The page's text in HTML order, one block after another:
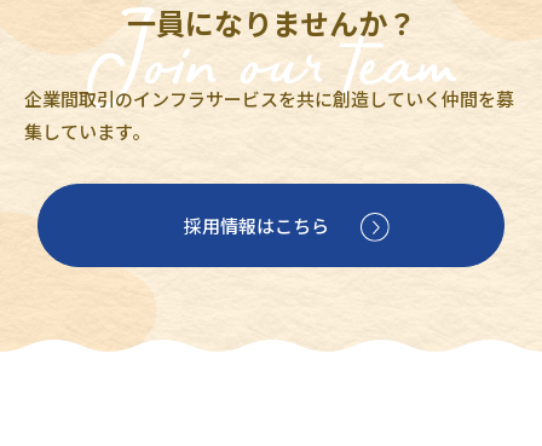
一員になりませんか？
企業間取引のインフラサービスを共に創造していく仲間を募
集しています。
採用情報はこちら